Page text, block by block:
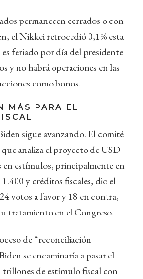
permanecen cerrados o con
el Nikkei retrocedió 0,1% esta
es feriado por día del presidente
y no habrá operaciones en las
como bonos.
MÁS PARA EL
sigue avanzando. El comité
que analiza el proyecto de USD
en estímulos, principalmente en
y créditos fiscales, dio el
votos a favor y 18 en contra,
tratamiento en el Congreso.
de “reconciliación
se encaminaría a pasar el
de estímulo fiscal con